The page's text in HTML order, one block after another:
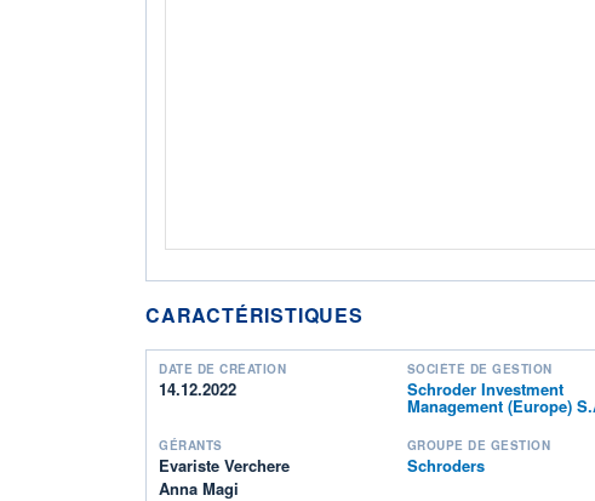
CARACTÉRISTIQUES
DATE DE CRÉATION
14.12.2022
SOCIÉTÉ DE GESTION
Schroder Investment
Management (Europe)
GÉRANTS
Evariste Verchere
Anna Magi
GROUPE DE GESTION
Schroders